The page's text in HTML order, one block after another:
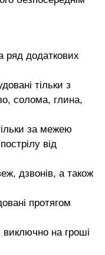
ряд додаткових
тільки з
солома, глина,
за межею
від
дзвонів, а також
протягом
виключно на гроші